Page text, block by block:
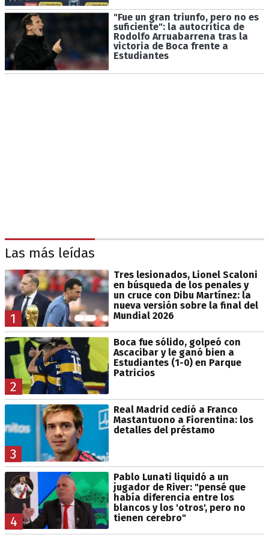
"Fue un gran triunfo, pero no es
suficiente": la autocrítica de
Rodolfo Arruabarrena tras la
victoria de Boca frente a
Estudiantes
Las más leídas
1
Tres lesionados, Lionel Scaloni
en búsqueda de los penales y
un cruce con Dibu Martínez: la
nueva versión sobre la final del
Mundial 2026
2
Boca fue sólido, golpeó con
Ascacibar y le ganó bien a
Estudiantes (1-0) en Parque
Patricios
3
Real Madrid cedió a Franco
Mastantuono a Fiorentina: los
detalles del préstamo
4
Pablo Lunati liquidó a un
jugador de River: "pensé que
había diferencia entre los
blancos y los 'otros', pero no
tienen cerebro"